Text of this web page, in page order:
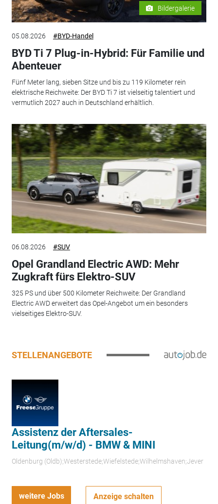
Bildergalerie
05.08.2026 #BYD-Handel
BYD Ti 7 Plug-in-Hybrid: Für Familie und
Abenteuer
Fünf Meter lang, sieben Sitze und bis zu 119 Kilometer rein
elektrische Reichweite: Der BYD Ti 7 ist vielseitig talentiert und
vermutlich 2027 auch in Deutschland erhältlich.
06.08.2026 #SUV
Opel Grandland Electric AWD: Mehr
Zugkraft fürs Elektro-SUV
325 PS und über 500 Kilometer Reichweite: Der Grandland
Electric AWD erweitert das Opel-Angebot um ein besonders
vielseitiges Elektro-SUV.
STELLENANGEBOTE
Assistenz der Aftersales-
Leitung(m/w/d) - BMW & MINI
Oldenburg (Oldb);Westerstede;Wiefelstede;Wilhelmshaven;Jever
weitere Jobs Anzeige schalten